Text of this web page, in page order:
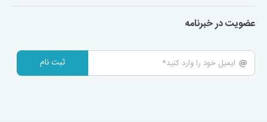
عضویت در خبرنامه
ثبت نام